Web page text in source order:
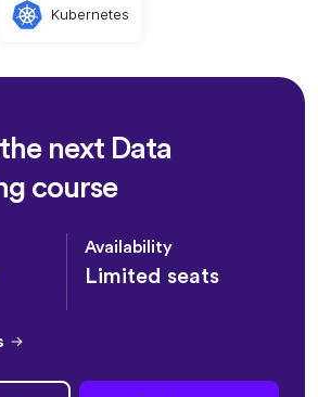
Kubernetes
next Data
course
Availability
Limited seats